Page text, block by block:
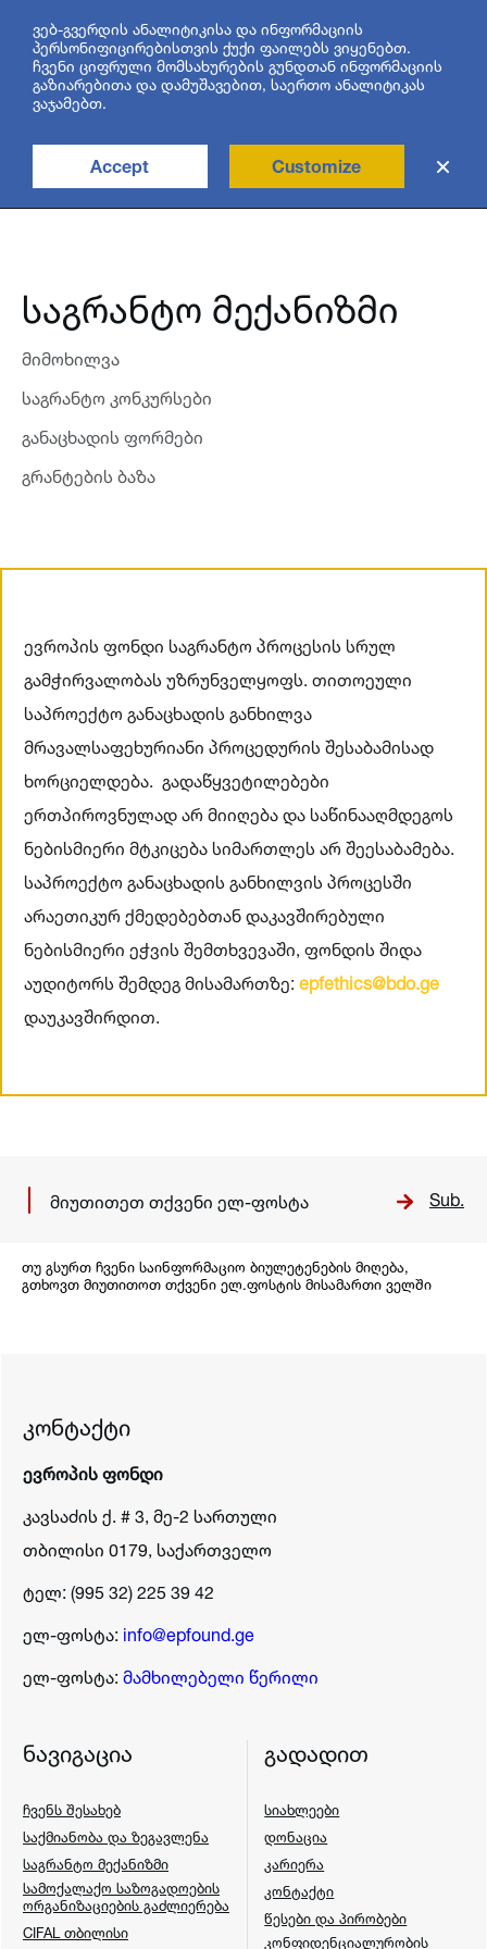
ENG
ძებნა
საგრანტო მექანიზმი
მიმოხილვა
საგრანტო კონკურსები
განაცხადის ფორმები
გრანტების ბაზა
ვებ-გვერდის ანალიტიკისა და ინფორმაციის
პერსონიფიცირებისთვის ქუქი ფაილებს ვიყენებთ.
ჩვენი ციფრული მომსახურების გუნდთან ინფორმაციის
გაზიარებითა და დამუშავებით, საერთო ანალიტიკას
ვაჯამებთ.
Accept Customize
ევროპის ფონდი საგრანტო პროცესის სრულ
გამჭირვალობას უზრუნველყოფს. თითოეული
საპროექტო განაცხადის განხილვა
მრავალსაფეხურიანი პროცედურის შესაბამისად
ხორციელდება. გადაწყვეტილებები
ერთპიროვნულად არ მიიღება და საწინააღმდეგოს
ნებისმიერი მტკიცება სიმართლეს არ შეესაბამება.
საპროექტო განაცხადის განხილვის პროცესში
არაეთიკურ ქმედებებთან დაკავშირებული
ნებისმიერი ეჭვის შემთხვევაში, ფონდის შიდა
აუდიტორს შემდეგ მისამართზე: epfethics@bdo.ge
დაუკავშირდით.
Sub.
თუ გსურთ ჩვენი საინფორმაციო ბიულეტენების მიღება,
გთხოვთ მიუთითოთ თქვენი ელ.ფოსტის მისამართი ველში
ნავიგაცია
ჩვენს შესახებ
საქმიანობა და ზეგავლენა
საგრანტო მექანიზმი
სამოქალაქო საზოგადოების
ორგანიზაციების გაძლიერება
CIFAL თბილისი
გადადით
სიახლეები
დონაცია
კარიერა
კონტაქტი
წესები და პირობები
კონფიდენციალურობის
კონტაქტი
ევროპის ფონდი
კავსაძის ქ. # 3, მე-2 სართული
თბილისი 0179, საქართველო
ტელ: (995 32) 225 39 42
ელ-ფოსტა: info@epfound.ge
ელ-ფოსტა: მამხილებელი წერილი